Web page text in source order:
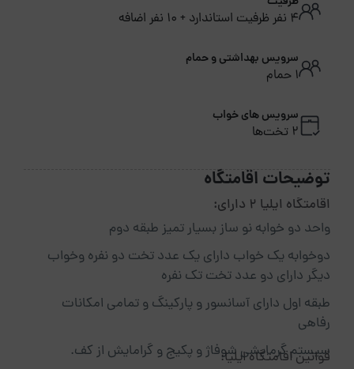
4 نفر ظرفیت استاندارد + 10 نفر اضافه
سرویس بهداشتی و حمام
1 حمام
سرویس های خواب
2 تخت‌ها
توضیحات اقامتگاه
اقامتگاه ایلیا 2 دارای:
واحد دو خوابه نو ساز بسیار تمیز طبقه دوم
دو‌خوابه یک خواب دارای یک عدد تخت دو نفره و‌خواب
دیگر دارای دو عدد تخت تک نفره
طبقه اول دارای آسانسور و پارکینگ و تمامی امکانات
رفاهی
سیستم گرمایشی شوفاژ و پکیج و گرامایش از کف.
قوانین اقامتگاه ایلیا: